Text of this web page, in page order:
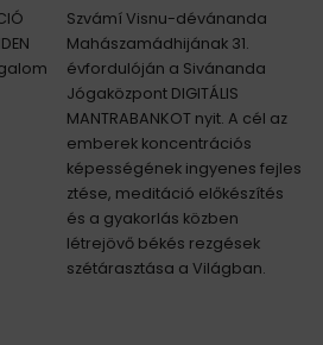
Szvámí Visnu-dévánanda
Mahászamádhijának 31.
évfordulóján a Sivánanda
Jógaközpont DIGITÁLIS
MANTRABANKOT nyit. A cél az
emberek koncentrációs
képességének ingyenes fejles
ztése, meditáció előkészítés
és a gyakorlás közben
létrejövő békés rezgések
szétárasztása a Világban.